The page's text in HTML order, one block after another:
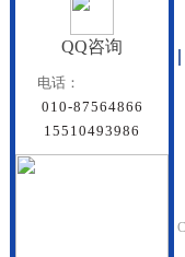
联塑管道
Beijing Doredsun Pipeline
QQ咨询
电话：
010-87564866
15510493986